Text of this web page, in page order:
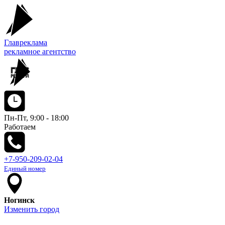
Главреклама
рекламное агентство
Пн-Пт, 9:00 - 18:00
Работаем
+7-950-209-02-04
Единый номер
Ногинск
Изменить город